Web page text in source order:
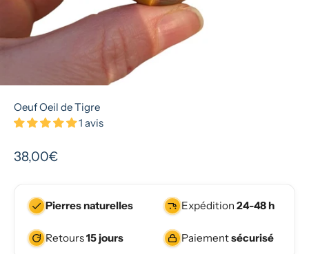
Oeuf Oeil de Tigre
1 avis
Prix de vente
38,00€
Pierres naturelles Expédition24-48 h
Retours15 jours Paiementsécurisé